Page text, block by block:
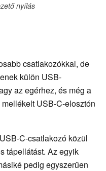
nyílás
csatlakozókkal, de
külön USB-
az egérhez, és még a
USB-C-elosztón
C-csatlakozó közül
tápellátást. Az egyik
pedig egyszerűen